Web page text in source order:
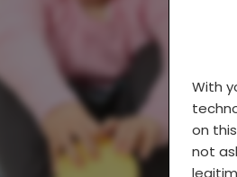
With
on
not